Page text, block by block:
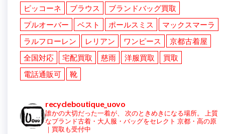
ピッコーネ
ブラウス
ブランドバッグ買取
プルオーバー
ベスト ポールスミス
マックスマーラ
ラルフローレン
レリアン ワンピース
京都古着屋
全国対応
宅配買取 慈雨 洋服買取
買取
電話通販可
靴
recycleboutique_uovo
誰かの大切だった一着が、 次のときめきになる場所。
上質
なブランド古着・大人服・バッグをセレクト 京都・高の原
｜買取も受付中